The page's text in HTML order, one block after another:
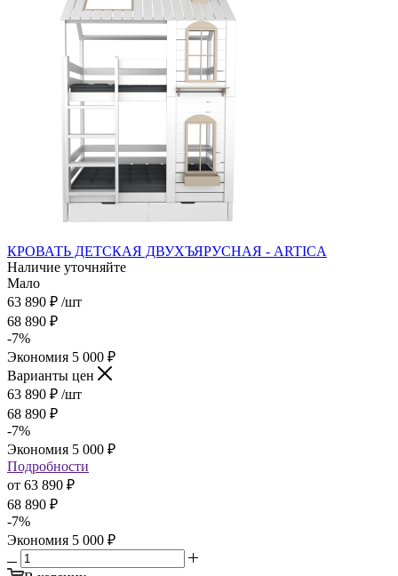
КРОВАТЬ ДЕТСКАЯ ДВУХЪЯРУСНАЯ - ARTICA
Наличие уточняйте
Мало
63 890 ₽ /шт
68 890 ₽
-7%
Экономия 5 000 ₽
Варианты цен
63 890 ₽ /шт
68 890 ₽
-7%
Экономия 5 000 ₽
Подробности
от 63 890 ₽
68 890 ₽
-7%
Экономия 5 000 ₽